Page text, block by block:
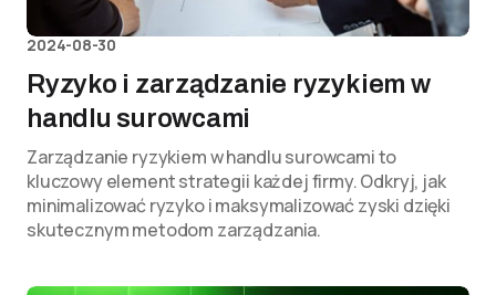
2024-08-30
Ryzyko i zarządzanie ryzykiem w
handlu surowcami
Zarządzanie ryzykiem w handlu surowcami to
kluczowy element strategii każdej firmy. Odkryj, jak
minimalizować ryzyko i maksymalizować zyski dzięki
skutecznym metodom zarządzania.